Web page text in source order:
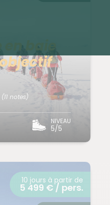
(11 notes)
NIVEAU
5/5
10 jours à partir de
5 499 € / pers.